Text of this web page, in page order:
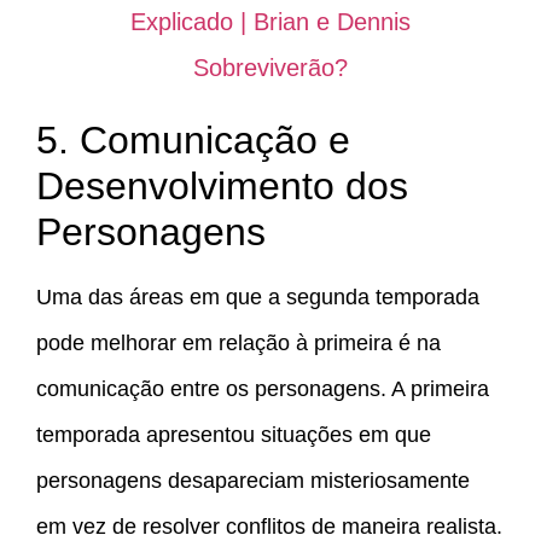
Explicado | Brian e Dennis
Sobreviverão?
5. Comunicação e
Desenvolvimento dos
Personagens
Uma das áreas em que a segunda temporada
pode melhorar em relação à primeira é na
comunicação entre os personagens. A primeira
temporada apresentou situações em que
personagens desapareciam misteriosamente
em vez de resolver conflitos de maneira realista.